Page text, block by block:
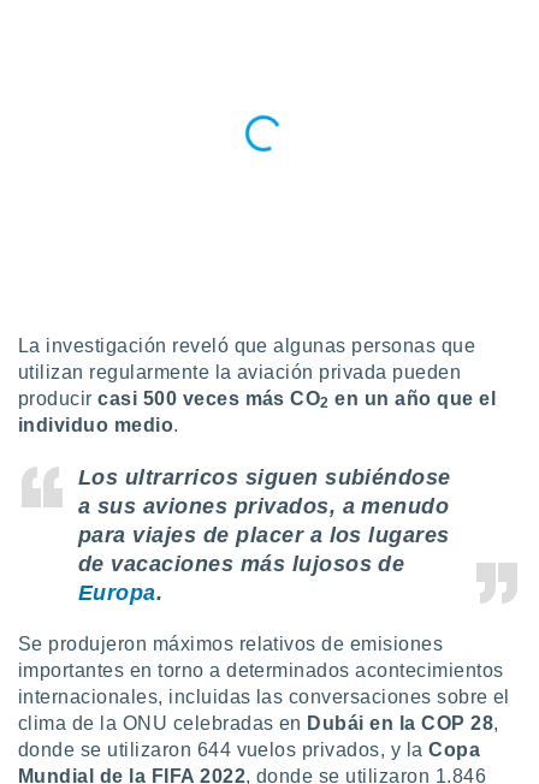
en
en
en
un
o acceder
datos
perfiles
La investigación reveló que algunas personas que
utilizan regularmente la aviación privada pueden
producir casi 500 veces más CO2 en un año que el
individuo medio.
Los ultrarricos siguen subiéndose
a sus aviones privados, a menudo
para viajes de placer a los lugares
de vacaciones más lujosos de
Europa.
Se produjeron máximos relativos de emisiones
importantes en torno a determinados acontecimientos
internacionales, incluidas las conversaciones sobre el
clima de la ONU celebradas en Dubái en la COP 28,
donde se utilizaron 644 vuelos privados, y laCopa
Mundial de la FIFA 2022, donde se utilizaron 1.846